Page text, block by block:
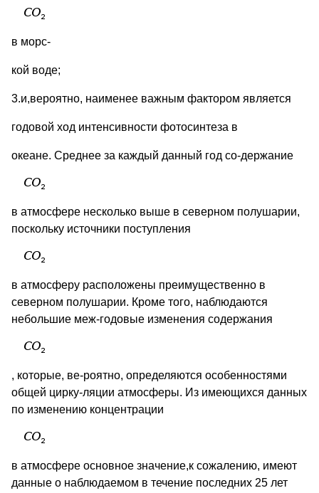
в морс-
кой воде;
3.и,вероятно, наименее важным фактором является
годовой ход интенсивности фотосинтеза в
океане. Среднее за каждый данный год со-держание
в атмосфере несколько выше в северном полушарии,
поскольку источники поступления
в атмосферу расположены преимущественно в
северном полушарии. Кроме того, наблюдаются
небольшие меж-годовые изменения содержания
, которые, ве-роятно, определяются особенностями
общей цирку-ляции атмосферы. Из имеющихся данных
по изменению концентрации
в атмосфере основное значение,к сожалению, имеют
данные о наблюдаемом в течение последних 25 лет